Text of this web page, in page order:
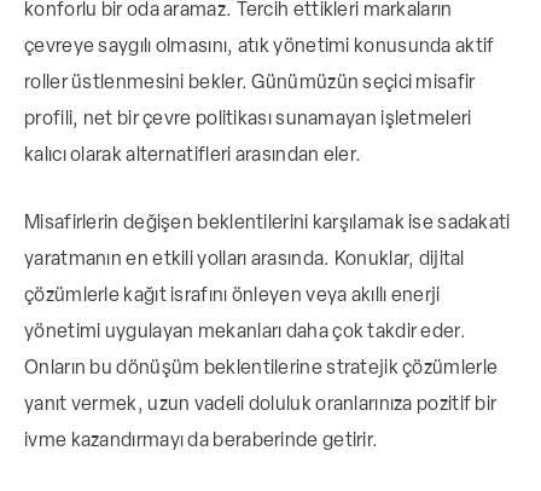
konforlu bir oda aramaz. Tercih ettikleri markaların
çevreye saygılı olmasını, atık yönetimi konusunda aktif
roller üstlenmesini bekler. Günümüzün seçici misafir
profili, net bir çevre politikası sunamayan işletmeleri
kalıcı olarak alternatifleri arasından eler.
Misafirlerin değişen beklentilerini karşılamak ise sadakati
yaratmanın en etkili yolları arasında. Konuklar, dijital
çözümlerle kağıt israfını önleyen veya akıllı enerji
yönetimi uygulayan mekanları daha çok takdir eder.
Onların bu dönüşüm beklentilerine stratejik çözümlerle
yanıt vermek, uzun vadeli doluluk oranlarınıza pozitif bir
ivme kazandırmayı da beraberinde getirir.